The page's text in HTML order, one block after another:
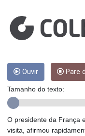
Ouvir Pare
Tamanho do texto:
O presidente da França
visita, afirmou